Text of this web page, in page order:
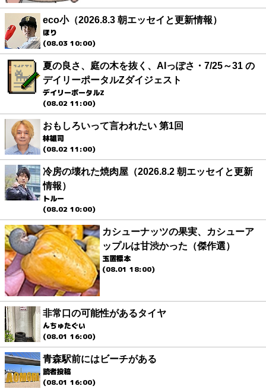
eco小（2026.8.3 朝エッセイと更新情報）
ほり
(08.03 10:00)
夏の良さ、庭の木を抜く、AIっぽさ・7/25～31 の
デイリーポータルZダイジェスト
デイリーポータルZ
(08.02 11:00)
おもしろいって言われたい 第1回
林雄司
(08.02 11:00)
冷房の壊れた焼肉屋（2026.8.2 朝エッセイと更新
情報）
トルー
(08.02 10:00)
カシューナッツの果実、カシューア
ップルは甘渋かった（傑作選）
玉置標本
(08.01 18:00)
非常口の可能性があるタイヤ
んちゅたぐい
(08.01 16:00)
青森駅前にはビーチがある
読者投稿
(08.01 16:00)